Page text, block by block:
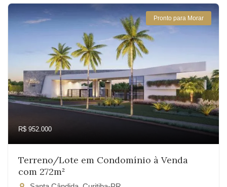
Pronto para Morar
R$ 952.000
Terreno/Lote em Condomínio à Venda
com 272m²